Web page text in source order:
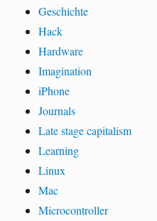
Geschichte
Hack
Hardware
Imagination
iPhone
Journals
Late stage capitalism
Learning
Linux
Mac
Microcontroller